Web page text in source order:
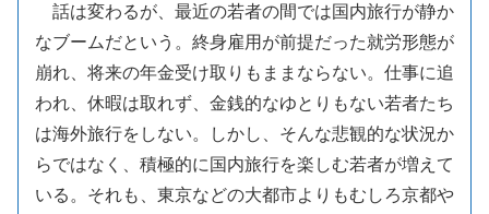
話は変わるが、最近の若者の間では国内旅行が静か
なブームだという。終身雇用が前提だった就労形態が
崩れ、将来の年金受け取りもままならない。仕事に追
われ、休暇は取れず、金銭的なゆとりもない若者たち
は海外旅行をしない。しかし、そんな悲観的な状況か
らではなく、積極的に国内旅行を楽しむ若者が増えて
いる。それも、東京などの大都市よりもむしろ京都や